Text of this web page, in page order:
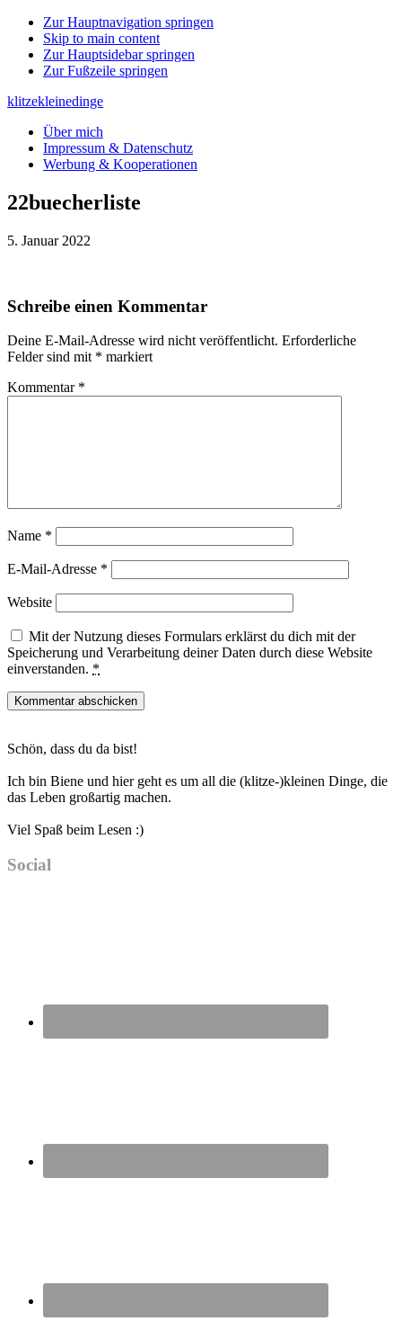
Zur Hauptnavigation springen
Skip to main content
Zur Hauptsidebar springen
Zur Fußzeile springen
klitzekleinedinge
Über mich
Impressum & Datenschutz
Werbung & Kooperationen
22buecherliste
5. Januar 2022
Leser-
Schreibe einen Kommentar
Deine E-Mail-Adresse wird nicht veröffentlicht. Erforderliche
Felder sind mit * markiert
Kommentar *
Name *
E-Mail-Adresse *
Website
Mit der Nutzung dieses Formulars erklärst du dich mit der
Speicherung und Verarbeitung deiner Daten durch diese Website
einverstanden. *
Sidebar
Schön, dass du da bist!
Ich bin Biene und hier geht es um all die (klitze-)kleinen Dinge, die
das Leben großartig machen.
Viel Spaß beim Lesen :)
Social